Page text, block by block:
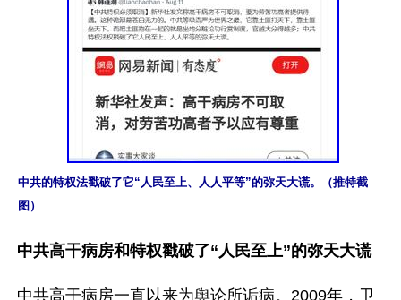
中共的特权法戳破了它“人民至上、人人平等”的弥天大谎。（推特截
图）
中共高干病房和特权戳破了“人民至上”的弥天大谎
中共高干病房一直以来为舆论所诟病。2009年，卫